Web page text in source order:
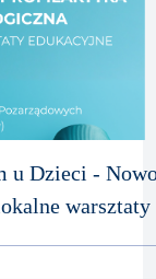
u Dzieci -
warsztaty